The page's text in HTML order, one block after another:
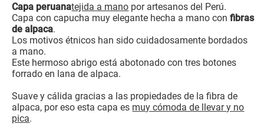
Capa peruanatejida a mano por artesanos del Perú.
Capa con capucha muy elegante hecha a mano confibras
de alpaca.
Los motivos étnicos han sido cuidadosamente bordados
a mano.
Este hermoso abrigo está abotonado con tres botones
forrado en lana de alpaca.
Suave y cálida gracias a las propiedades de la fibra de
alpaca, por eso esta capa es muy cómoda de llevar y no
pica.